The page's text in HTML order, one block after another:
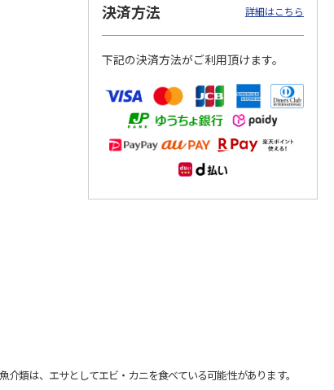
円…
4.8（11）
5,500円
4.6（7）
11,000円
決済方法 詳細はこちら
下記の決済方法がご利用頂けます。
類は、エサとしてエビ・カニを食べている可能性があります。